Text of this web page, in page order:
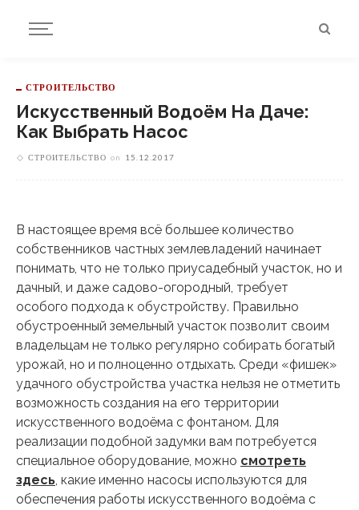
СТРОИТЕЛЬСТВО
Искусственный Водоём На Даче:
Как Выбрать Насос
СТРОИТЕЛЬСТВО on 15.12.2017
В настоящее время всё большее количество
собственников частных землевладений начинает
понимать, что не только приусадебный участок, но и
дачный, и даже садово-огородный, требует
особого подхода к обустройству. Правильно
обустроенный земельный участок позволит своим
владельцам не только регулярно собирать богатый
урожай, но и полноценно отдыхать. Среди «фишек»
удачного обустройства участка нельзя не отметить
возможность создания на его территории
искусственного водоёма с фонтаном. Для
реализации подобной задумки вам потребуется
специальное оборудование, можно смотреть
здесь, какие именно насосы используются для
обеспечения работы искусственного водоёма с